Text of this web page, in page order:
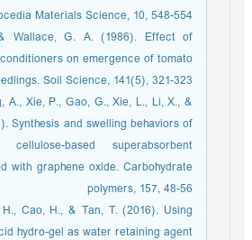
Materials Science, 10, 548-554
Wallace, G. A. (1986). Effect of
on emergence of tomato
Soil Science, 141(5), 321-323
A., Xie, P., Gao, G., Xie, L., Li, X., &
Synthesis and swelling behaviors of
cellulose-based superabsorbent
with graphene oxide. Carbohydrate
polymers, 157, 48-56
H., Cao, H., & Tan, T. (2016). Using
hydro-gel as water retaining agent